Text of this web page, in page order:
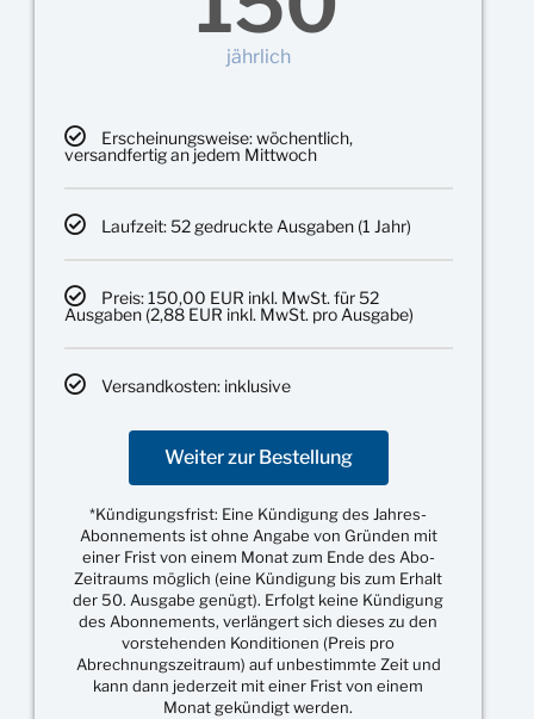
jährlich
Erscheinungsweise: wöchentlich,
versandfertig an jedem Mittwoch
Laufzeit: 52 gedruckte Ausgaben (1 Jahr)
Preis: 150,00 EUR inkl. MwSt. für 52
Ausgaben (2,88 EUR inkl. MwSt. pro Ausgabe)
Versandkosten: inklusive
Weiter zur Bestellung
*Kündigungsfrist: Eine Kündigung des Jahres-
Abonnements ist ohne Angabe von Gründen mit
einer Frist von einem Monat zum Ende des Abo-
Zeitraums möglich (eine Kündigung bis zum Erhalt
der 50. Ausgabe genügt). Erfolgt keine Kündigung
des Abonnements, verlängert sich dieses zu den
vorstehenden Konditionen (Preis pro
Abrechnungszeitraum) auf unbestimmte Zeit und
kann dann jederzeit mit einer Frist von einem
Monat gekündigt werden.